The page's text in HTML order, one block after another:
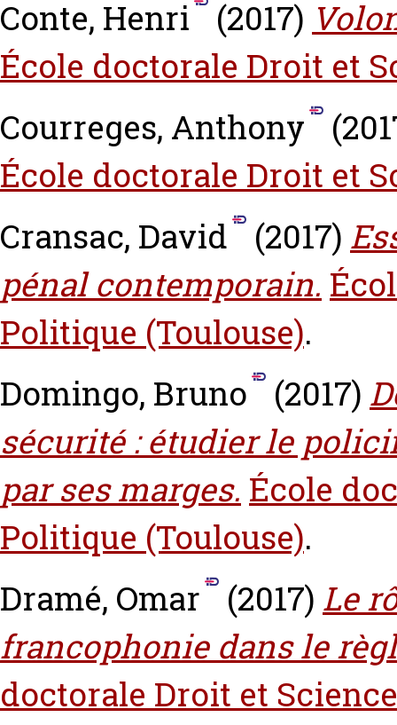
Conte, Henri (2017)
École doctorale Droit et
Courreges, Anthony
École doctorale Droit et
Cransac, David
(2017)
pénal contemporain.
Politique (Toulouse).
Domingo, Bruno
(2017)
sécurité : étudier le
par ses marges. École
Politique (Toulouse).
Dramé, Omar
(2017) Le
francophonie dans le
doctorale Droit et